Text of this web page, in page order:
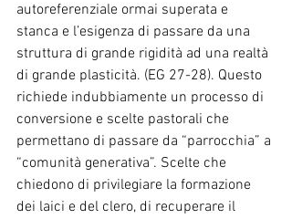
autoreferenziale ormai superata e
stanca e l’esigenza di passare da una
struttura di grande rigidità ad una realtà
di grande plasticità. (EG 27-28). Questo
richiede indubbiamente un processo di
conversione e scelte pastorali che
permettano di passare da “parrocchia” a
“comunità generativa”. Scelte che
chiedono di privilegiare la formazione
dei laici e del clero, di recuperare il